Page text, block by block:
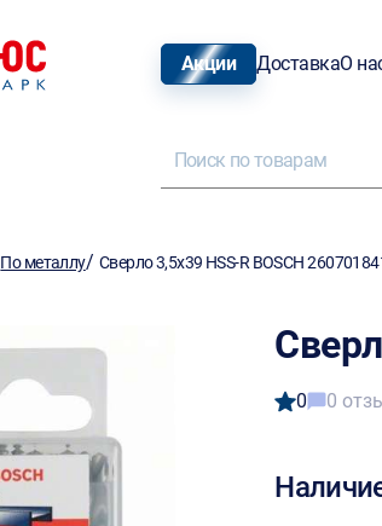
Акции ДоставкаО
По металлу/ Сверло 3,5х39 HSS-R BOSCH
0 0